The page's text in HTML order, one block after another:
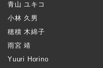
青山 ユキコ
小林 久男
穂積 木綿子
雨宮 靖
Yuuri Horino